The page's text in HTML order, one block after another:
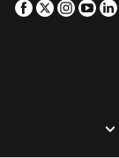
Facebook
Twitter